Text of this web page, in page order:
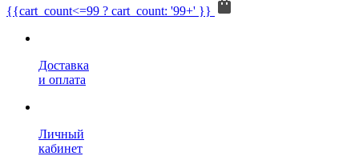
{{cart_count<=99 ? cart_count: '99+' }}
Доставка
и оплата
Личный
кабинет